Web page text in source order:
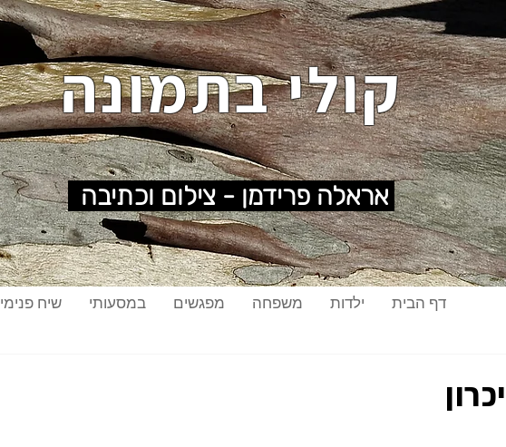
קולי בתמונה
דף הבית ילדות משפחה מפגשים במסעותי שיח פנימי